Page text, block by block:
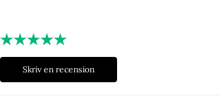
Skriv en recension